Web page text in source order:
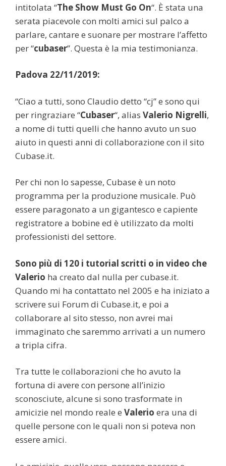
intitolata “The Show Must Go On“. È stata una
serata piacevole con molti amici sul palco a
parlare, cantare e suonare per mostrare l’affetto
per “cubaser”. Questa è la mia testimonianza.
Padova 22/11/2019:
“Ciao a tutti, sono Claudio detto “cj” e sono qui
per ringraziare “Cubaser“, alias Valerio Nigrelli,
a nome di tutti quelli che hanno avuto un suo
aiuto in questi anni di collaborazione con il sito
Cubase.it.
Per chi non lo sapesse, Cubase è un noto
programma per la produzione musicale. Può
essere paragonato a un gigantesco e capiente
registratore a bobine ed è utilizzato da molti
professionisti del settore.
Sono più di 120 i tutorial scritti o in video che
Valerio ha creato dal nulla per cubase.it.
Quando mi ha contattato nel 2005 e ha iniziato a
scrivere sui Forum di Cubase.it, e poi a
collaborare al sito stesso, non avrei mai
immaginato che saremmo arrivati a un numero
a tripla cifra.
Tra tutte le collaborazioni che ho avuto la
fortuna di avere con persone all’inizio
sconosciute, alcune si sono trasformate in
amicizie nel mondo reale e Valerio era una di
quelle persone con le quali non si poteva non
essere amici.